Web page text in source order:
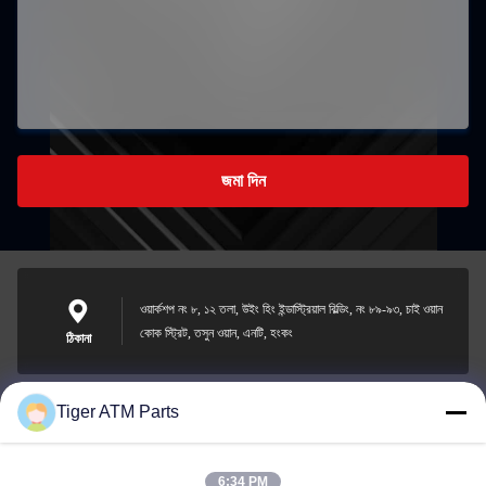
জমা দিন
ঠিকানা
ওয়ার্কশপ নং ৮, ১২ তলা, উইং হিং ইন্ডাস্ট্রিয়াল বিল্ডিং, নং ৮৯-৯৩, চাই ওয়ান
কোক স্ট্রিট, তসুন ওয়ান, এনটি, হংকং
sales@atmpart.com.cn
Tiger ATM Parts
6:34 PM